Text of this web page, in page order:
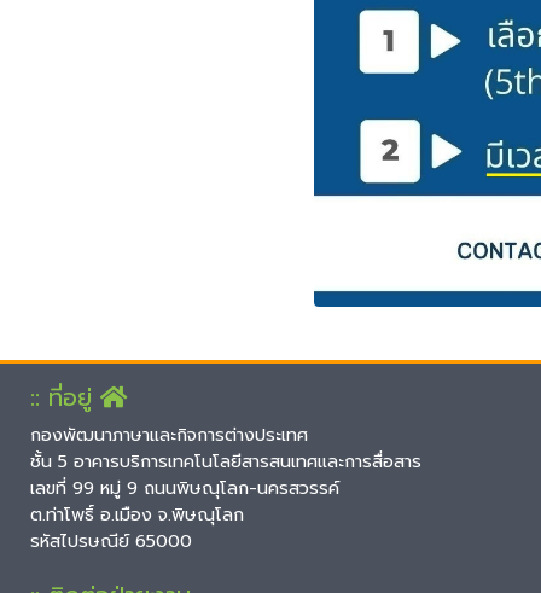
:: ที่อยู่
กองพัฒนาภาษาและกิจการต่างประเทศ
ชั้น 5 อาคารบริการเทคโนโลยีสารสนเทศและการสื่อสาร
เลขที่ 99 หมู่ 9 ถนนพิษณุโลก-นครสวรรค์
ต.ท่าโพธิ์ อ.เมือง จ.พิษณุโลก
รหัสไปรษณีย์ 65000